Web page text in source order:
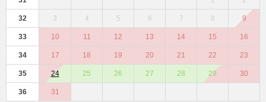
32 3 4 5 6 7 8 9
33 10 11 12 13 14 15 16
34 17 18 19 20 21 22 23
35 24 25 26 27 28 29 30
36 31